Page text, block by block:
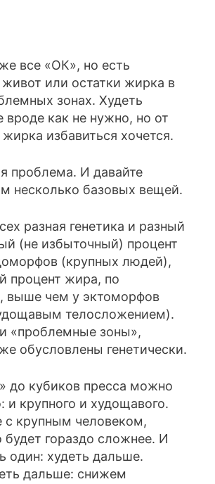
все «ОК», но есть
или остатки жирка в
зонах. Худеть
как не нужно, но от
жирка избавиться хочется.
проблема. И давайте
несколько базовых вещей.
разная генетика и разный
(не избыточный) процент
(крупных людей),
процент жира, по
выше чем у эктоморфов
телосложением).
«проблемные зоны»,
обусловлены генетически.
до кубиков пресса можно
и крупного и худощавого.
с крупным человеком,
будет гораздо сложнее. И
один: худеть дальше.
дальше: снижем